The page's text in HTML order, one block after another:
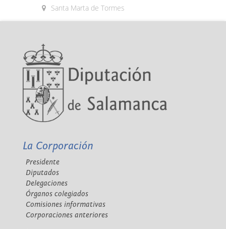
Santa Marta de Tormes
La Corporación
Presidente
Diputados
Delegaciones
Órganos colegiados
Comisiones informativas
Corporaciones anteriores